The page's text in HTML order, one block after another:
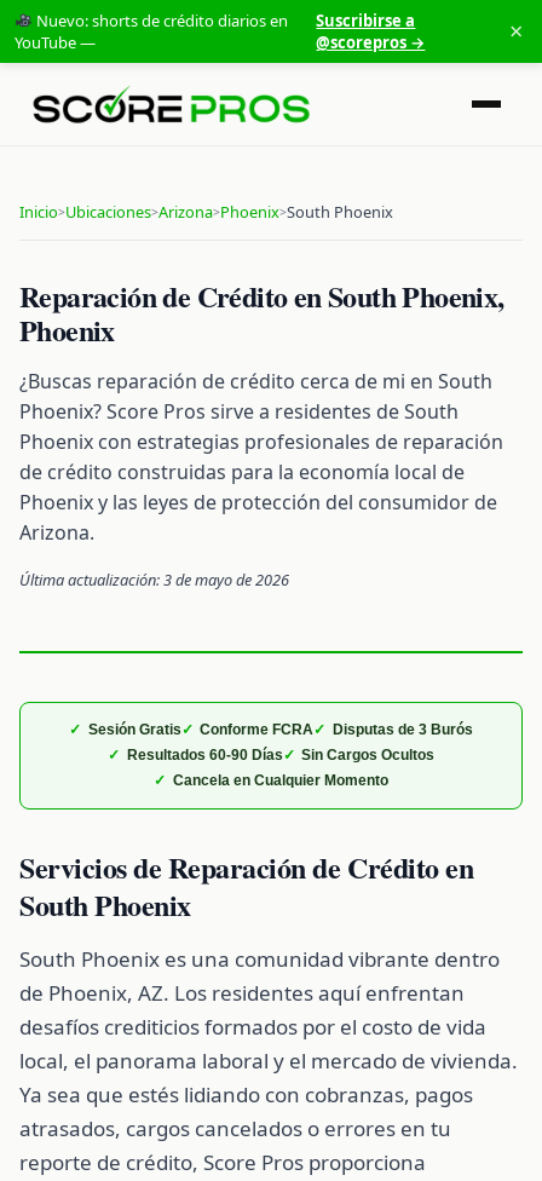
Nuevo: shorts de crédito diarios en
YouTube —
Suscribirse a
@scorepros →
×
Inicio>Ubicaciones>Arizona>Phoenix>South Phoenix
Reparación de Crédito en South Phoenix,
Phoenix
¿Buscas reparación de crédito cerca de mi en South
Phoenix? Score Pros sirve a residentes de South
Phoenix con estrategias profesionales de reparación
de crédito construidas para la economía local de
Phoenix y las leyes de protección del consumidor de
Arizona.
Última actualización: 3 de mayo de 2026
Sesión Gratis Conforme FCRA
Disputas de 3 Burós
Resultados 60-90 Días
Sin Cargos Ocultos
Cancela en Cualquier Momento
Servicios de Reparación de Crédito en
South Phoenix
South Phoenix es una comunidad vibrante dentro
de Phoenix, AZ. Los residentes aquí enfrentan
desafíos crediticios formados por el costo de vida
local, el panorama laboral y el mercado de vivienda.
Ya sea que estés lidiando con cobranzas, pagos
atrasados, cargos cancelados o errores en tu
reporte de crédito, Score Pros proporciona